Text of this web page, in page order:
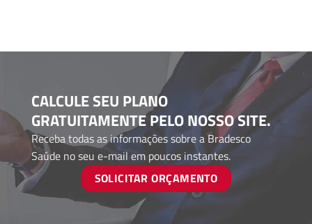
CALCULE SEU PLANO
GRATUITAMENTE PELO NOSSO SITE.
Receba todas as informações sobre a Bradesco
Saúde no seu e-mail em poucos instantes.
SOLICITAR ORÇAMENTO